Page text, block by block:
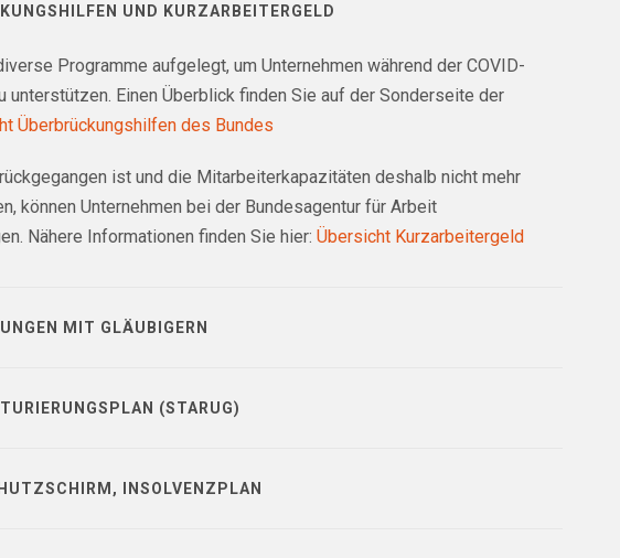
UND KURZARBEITERGELD
Programme aufgelegt, um Unternehmen während der COVID-
unterstützen. Einen Überblick finden Sie auf der Sonderseite der
Überbrückungshilfen des Bundes
ist und die Mitarbeiterkapazitäten deshalb nicht mehr
können Unternehmen bei der Bundesagentur für Arbeit
Nähere Informationen finden Sie hier: Übersicht Kurzarbeitergeld
MIT GLÄUBIGERN
(STARUG)
INSOLVENZPLAN